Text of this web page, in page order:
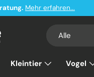
Mehr erfahren...
Alle
Kleintier Vogel